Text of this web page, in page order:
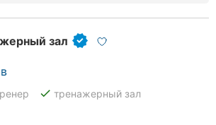
зал
done тренажерный зал